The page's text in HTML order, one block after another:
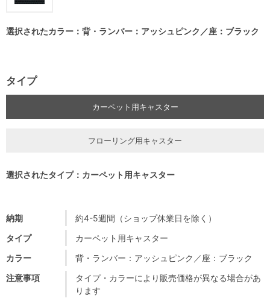
注意事項
タイプ・カラーにより販売価格が異なる場合があ
ります
納期
約4-5週間（ショップ休業日を除く）
タイプ
カーペット用キャスター
カラー
背・ランバー：アッシュピンク／座：ブラック
選択されたカラー：背・ランバー：アッシュピンク／座：ブラック
タイプ
カーペット用キャスター
フローリング用キャスター
選択されたタイプ：カーペット用キャスター